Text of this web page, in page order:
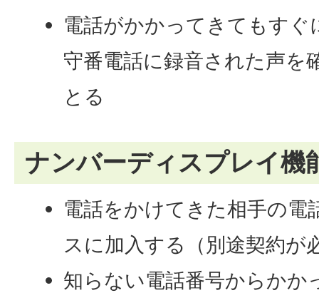
電話がかかってきてもすぐ
守番電話に録音された声を
とる
ナンバーディスプレイ機
電話をかけてきた相手の電
スに加入する（別途契約が
知らない電話番号からかか